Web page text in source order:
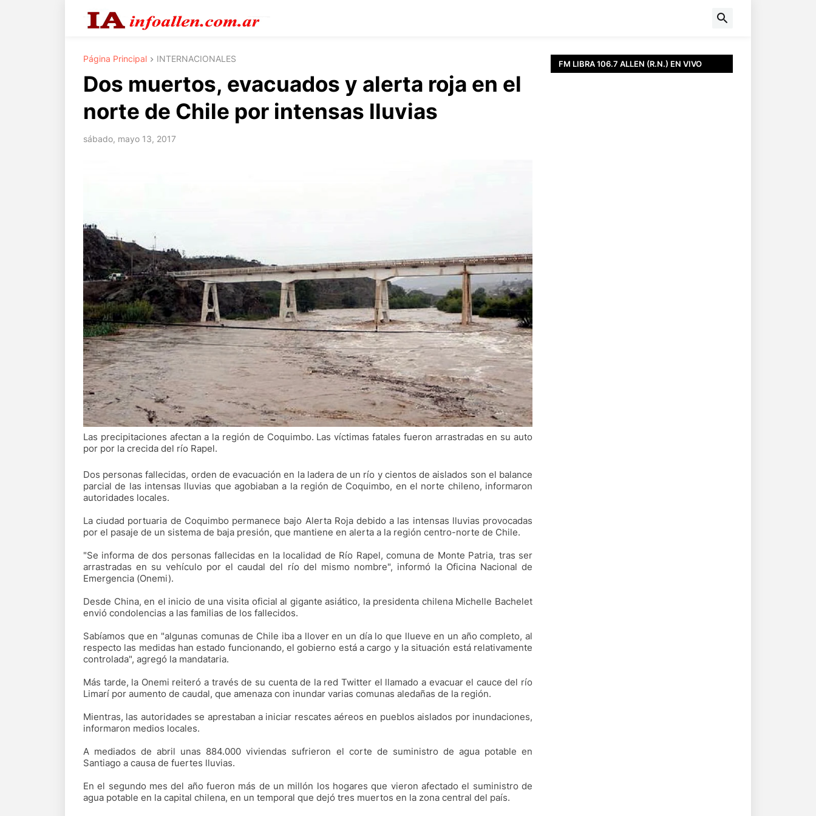
Página Principal INTERNACIONALES
Dos muertos, evacuados y alerta roja en el
norte de Chile por intensas lluvias
sábado, mayo 13, 2017
Las precipitaciones afectan a la región de Coquimbo. Las víctimas fatales fueron arrastradas en su auto
por por la crecida del río Rapel.
Dos personas fallecidas, orden de evacuación en la ladera de un río y cientos de aislados son el balance
parcial de las intensas lluvias que agobiaban a la región de Coquimbo, en el norte chileno, informaron
autoridades locales.
La ciudad portuaria de Coquimbo permanece bajo Alerta Roja debido a las intensas lluvias provocadas
por el pasaje de un sistema de baja presión, que mantiene en alerta a la región centro-norte de Chile.
"Se informa de dos personas fallecidas en la localidad de Río Rapel, comuna de Monte Patria, tras ser
arrastradas en su vehículo por el caudal del río del mismo nombre", informó la Oficina Nacional de
Emergencia (Onemi).
Desde China, en el inicio de una visita oficial al gigante asiático, la presidenta chilena Michelle Bachelet
envió condolencias a las familias de los fallecidos.
Sabíamos que en "algunas comunas de Chile iba a llover en un día lo que llueve en un año completo, al
respecto las medidas han estado funcionando, el gobierno está a cargo y la situación está relativamente
controlada", agregó la mandataria.
Más tarde, la Onemi reiteró a través de su cuenta de la red Twitter el llamado a evacuar el cauce del río
Limarí por aumento de caudal, que amenaza con inundar varias comunas aledañas de la región.
Mientras, las autoridades se aprestaban a iniciar rescates aéreos en pueblos aislados por inundaciones,
informaron medios locales.
A mediados de abril unas 884.000 viviendas sufrieron el corte de suministro de agua potable en
Santiago a causa de fuertes lluvias.
En el segundo mes del año fueron más de un millón los hogares que vieron afectado el suministro de
agua potable en la capital chilena, en un temporal que dejó tres muertos en la zona central del país.
FM LIBRA 106.7 ALLEN (R.N.) EN VIVO